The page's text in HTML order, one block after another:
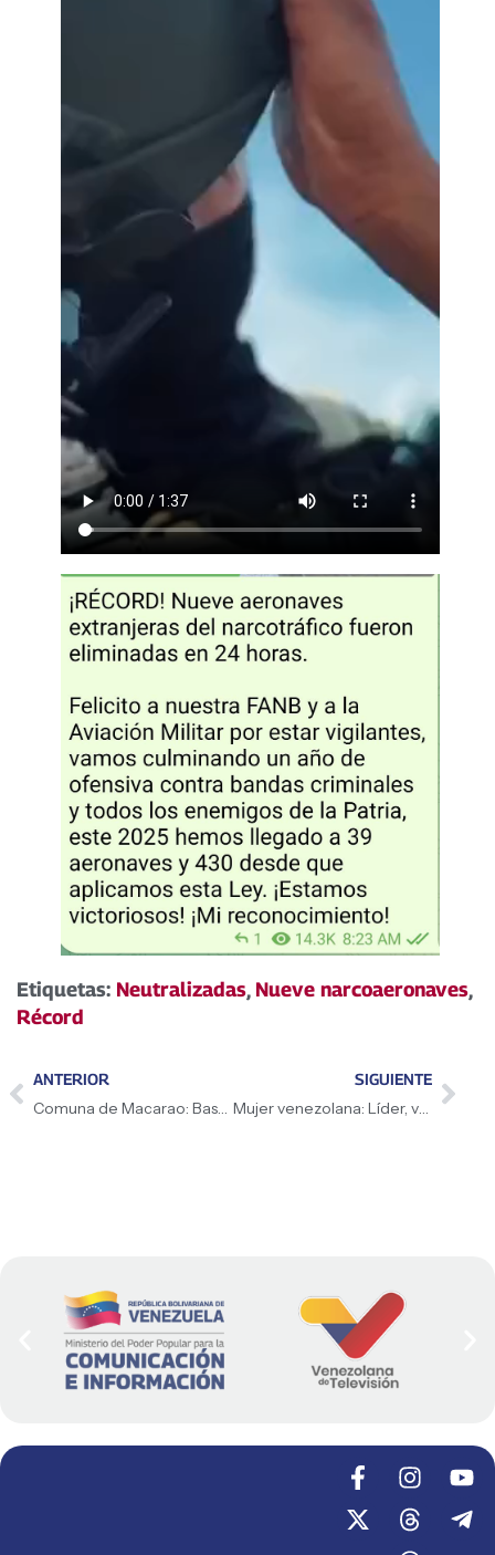
Etiquetas: Neutralizadas, Nueve narcoaeronaves,
Récord
ANTERIOR
​Comuna de Macarao: Bastión de organización y siembra
SIGUIENTE
Mujer venezolana: Líder, valiente y creadora